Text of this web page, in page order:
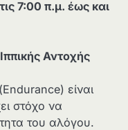
7:00 π.μ. έως και
Αντοχής
είναι
στόχο να
του αλόγου.